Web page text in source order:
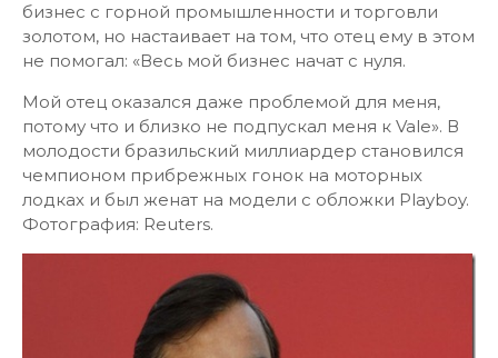
бизнес с горной промышленности и торговли
золотом, но настаивает на том, что отец ему в этом
не помогал: «Весь мой бизнес начат с нуля.
Мой отец оказался даже проблемой для меня,
потому что и близко не подпускал меня к Vale». В
молодости бразильский миллиардер становился
чемпионом прибрежных гонок на моторных
лодках и был женат на модели с обложки Playboy.
Фотография: Reuters.